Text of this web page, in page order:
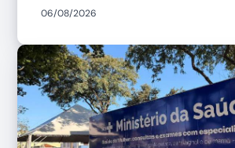
06/08/2026